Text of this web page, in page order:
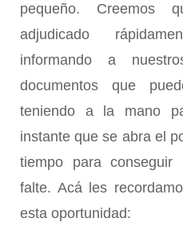
pequeño. Creemos
adjudicado
informando a
documentos que
teniendo a la mano
instante que se abra el
tiempo para
falte. Acá les
esta oportunidad: